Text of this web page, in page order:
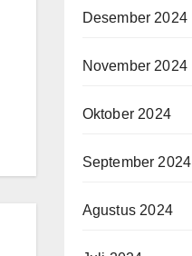
Desember 2024
November 2024
Oktober 2024
September 2024
Agustus 2024